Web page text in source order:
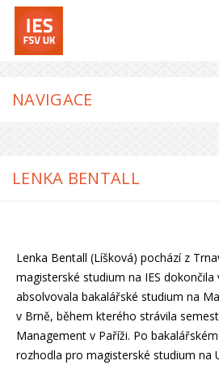
NAVIGACE
LENKA BENTALL
Lenka Bentall (Líšková) pochází z
magisterské studium na IES dokončila
absolvovala bakalářské studium na
v Brně, během kterého strávila
Management v Paříži. Po
rozhodla pro magisterské studium na